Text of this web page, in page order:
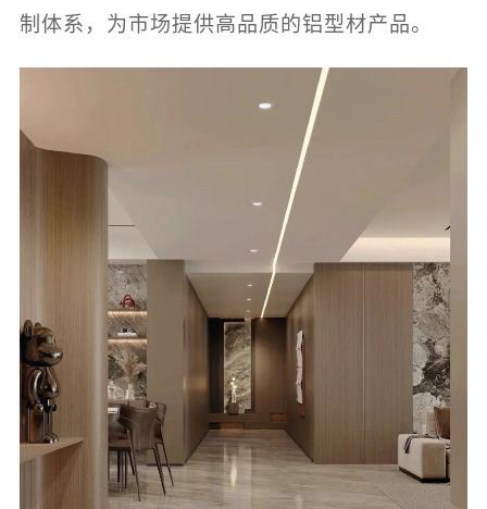
制体系，为市场提供高品质的铝型材产品。